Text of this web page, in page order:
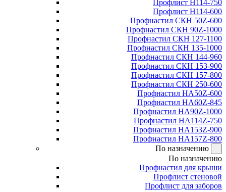
Профлист Н114-750
Профлист Н114-600
Профнастил СКН 50Z-600
Профнастил СКН 90Z-1000
Профнастил СКН 127-1100
Профнастил СКН 135-1000
Профнастил СКН 144-960
Профнастил СКН 153-900
Профнастил СКН 157-800
Профнастил СКН 250-600
Профнастил НА50Z-600
Профнастил НА60Z-845
Профнастил НА90Z-1000
Профнастил НА114Z-750
Профнастил НА153Z-900
Профнастил НА157Z-800
По назначению
По назначению
Профнастил для крыши
Профлист стеновой
Профлист для заборов